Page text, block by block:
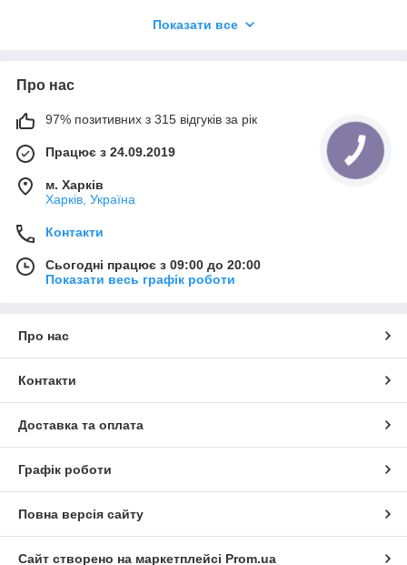
високу теплопровідність, довговічність і стійкість до корозії.
трубкурізного діаметру та довжини для будь-яких задач.
В асортименті:
капілярка для холодильників
труба алюмінієва
калачі мідні
Фітинги для мідних труб – купити
муфти, трійники, перехідники
В інтернет-магазині
муфти мідні
муфти-перехідники
трійники мідні
гайки для мідних труб
клапани Шредера
муфти Ганзена
Показати все
Про нас
97% позитивних з 315 відгуків за рік
Працює з 24.09.2019
м. Харків
Харків, Україна
Контакти
Сьогодні працює з 09:00 до 20:00
Показати весь графік роботи
Про нас
Контакти
Доставка та оплата
Графік роботи
Повна версія сайту
Сайт створено на маркетплейсі Prom.ua